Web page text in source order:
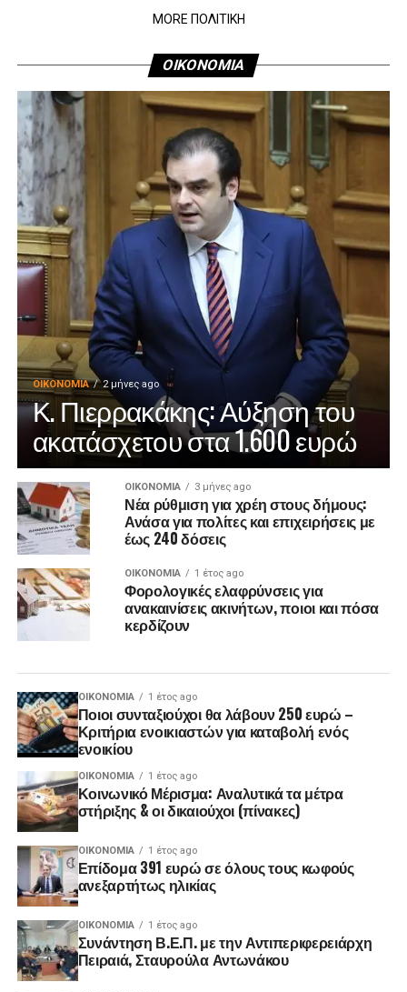
MORE ΠΟΛΙΤΙΚΗ
ΟΙΚΟΝΟΜΙΑ
ΟΙΚΟΝΟΜΊΑ 2 μήνες ago
Κ. Πιερρακάκης: Αύξηση του
ακατάσχετου στα 1.600 ευρώ
ΟΙΚΟΝΟΜΊΑ 3 μήνες ago
Νέα ρύθμιση για χρέη στους δήμους:
Ανάσα για πολίτες και επιχειρήσεις με
έως 240 δόσεις
ΟΙΚΟΝΟΜΊΑ 1 έτος ago
Φορολογικές ελαφρύνσεις για
ανακαινίσεις ακινήτων, ποιοι και πόσα
κερδίζουν
ΟΙΚΟΝΟΜΊΑ 1 έτος ago
Ποιοι συνταξιούχοι θα λάβουν 250 ευρώ –
Κριτήρια ενοικιαστών για καταβολή ενός
ενοικίου
ΟΙΚΟΝΟΜΊΑ 1 έτος ago
Κοινωνικό Μέρισμα: Αναλυτικά τα μέτρα
στήριξης & οι δικαιούχοι (πίνακες)
ΟΙΚΟΝΟΜΊΑ 1 έτος ago
Επίδομα 391 ευρώ σε όλους τους κωφούς
ανεξαρτήτως ηλικίας
ΟΙΚΟΝΟΜΊΑ 1 έτος ago
Συνάντηση Β.Ε.Π. με την Αντιπεριφερειάρχη
Πειραιά, Σταυρούλα Αντωνάκου